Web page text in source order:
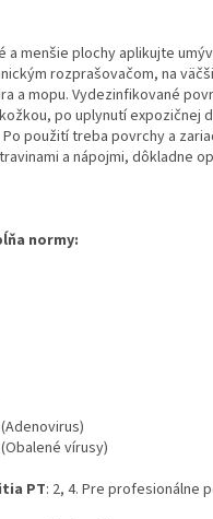
a menšie plochy aplikujte
rozprašovačom, na
a mopu. Vydezinfikované
po uplynutí expozičnej
použití treba povrchy a
a nápojmi, dôkladne
normy:
(Adenovirus)
(Obalené vírusy)
PT: 2, 4. Pre profesionálne